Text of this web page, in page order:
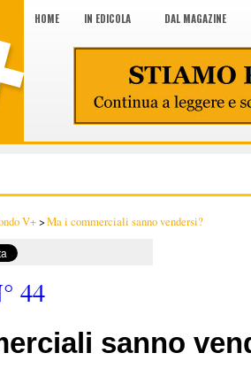
HOME IN EDICOLA DAL MAGAZINE
V+>Ma i commerciali sanno vendersi?
44
sanno